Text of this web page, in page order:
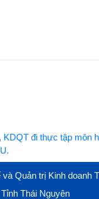
đi thực tập môn
Quản trị Kinh doanh
Thái Nguyên